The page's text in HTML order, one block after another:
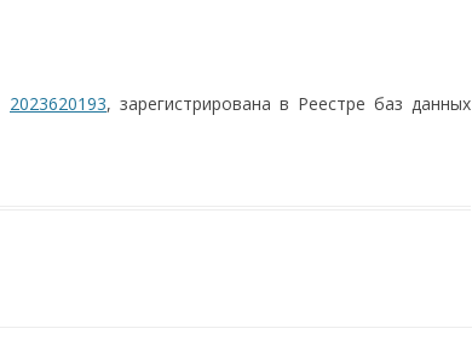
2023620193, зарегистрирована в Реестре баз данных